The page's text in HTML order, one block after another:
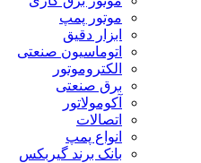
موتور پمپ
ابزار دقیق
اتوماسیون صنعتی
الکتروموتور
برق صنعتی
آکومولاتور
اتصالات
انواع پمپ
بانک برند گیربکس